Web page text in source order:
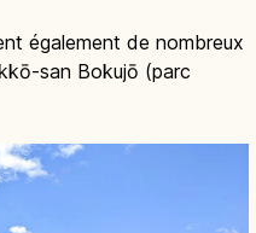
également de nombreux
san Bokujō (parc